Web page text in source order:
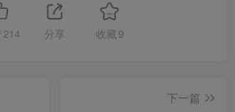
214 分享 收藏 9
下一篇